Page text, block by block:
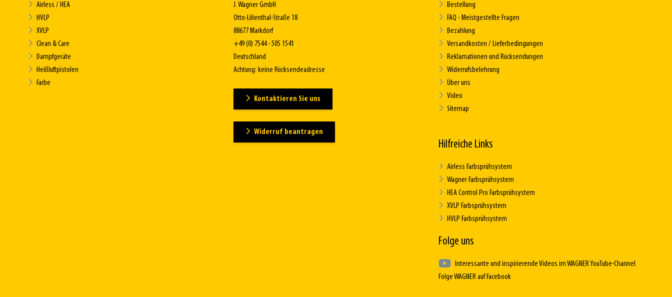
Airless / HEA
HVLP
XVLP
Clean & Care
Dampfgeräte
Heißluftpistolen
Farbe
J. Wagner GmbH
Otto-Lilienthal-Straße 18
88677 Markdorf
+49 (0) 7544 - 505 1541
Deutschland
Achtung: keine Rücksendeadresse
Kontaktieren Sie uns
Widerruf beantragen
Bestellung
FAQ - Meistgestellte Fragen
Bezahlung
Versandkosten / Lieferbedingungen
Reklamationen und Rücksendungen
Widerrufsbelehrung
Über uns
Video
Sitemap
Hilfreiche Links
Airless Farbsprühsystem
Wagner Farbsprühsystem
HEA Control Pro Farbsprühsystem
XVLP Farbsprühsystem
HVLP Farbsprühsystem
Folge uns
Interessante und inspirierende Videos im WAGNER YouTube-Channel
Folge WAGNER auf Facebook